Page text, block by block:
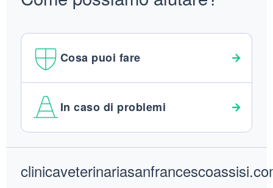
Cosa puoi fare
In caso di problemi